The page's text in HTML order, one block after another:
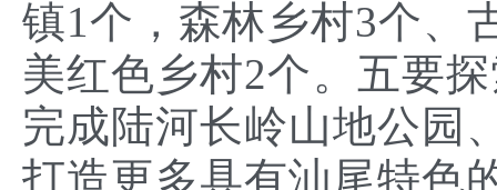
镇1个，森林乡村3个、
美红色乡村2个。五要
完成陆河长岭山地公园
打造更多具有汕尾特色